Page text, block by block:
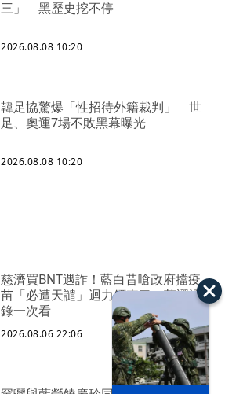
三」 黑歷史挖不停
2026.08.08 10:20
韓足協驚爆「性招待外籍裁判」 世
足、奧運7場不敗黑幕曝光
2026.08.08 10:20
慈濟買BNT遇詐！藍白昔嗆政府擋疫
苗「必遭天譴」迴力鏢來了 荒謬語
錄一次看
2026.08.06 22:06